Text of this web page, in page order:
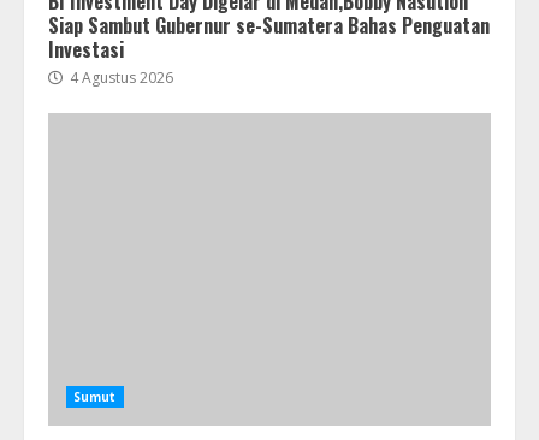
Siap Sambut Gubernur se-Sumatera Bahas Penguatan
Investasi
4 Agustus 2026
Sumut